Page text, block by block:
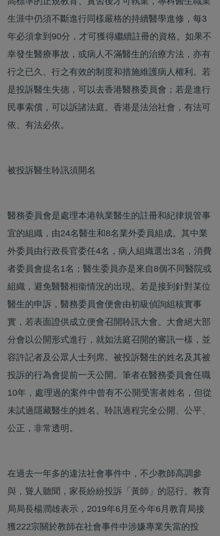
生涯中仍須不斷進行同樣嚴格的持續醫學進修，每3
年必須拿到90分，才可獲得繼續註冊的資格。如果不
幸發生醫療事故，或病人不滿醫生的治療方法，亦有
行之已久、行之有效的制度和措施維護病人權利。若
是投訴醫生失德，可以去香港醫務委員會；若是進行
民事索償，可以訴諸法庭。香港是法治社會，有法可
依、有法必依。
被投訴醫生聆訊須開名
醫務委員會是處理本港執業醫生的註冊和紀律規管事
宜的組織，由24名醫生和8名業外委員組成。其中業
外委員由行政長官委任4名，病人組織選出3名，消費
者委員會提名1名；醫生委員亦是來自8個不同醫院或
組織，避免醫醫相衞情況的出現。若是接到針對某位
醫生的申訴，醫務委員會便會由初級偵詢組核實事
實，若表面證供成立便會召開聆訊大會。大會絕大部
分會以公開形式進行，就如法庭召開的審訊一樣，並
容許記者及公眾人士列席。被投訴醫生的姓名及其被
投訴的行為會提前一天公開。筆者在醫務委員會任職
10年，處理過的案件中曾有不公開受害者姓名，但從
未試過隱藏醫生的姓名。聆訊過程完全公開、公平、
公正，非常透明。
在過去一年多的違法社會事件中，不少教師高調參
與，聳人聽聞，家長紛紛投訴「黃師」的惡行。教育
局局長楊潤雄表示，2019年6月至今年6月教育局接
獲222宗關於教師在社會事件中涉嫌專業失當的投